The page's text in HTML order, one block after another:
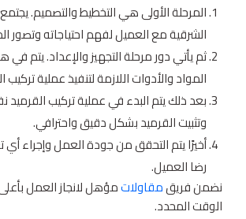
المرحلة الأولى هي التخطيط والتصميم.
الشرقية مع العميل لفهم احتياجاته وتصور
ثم يأتي دور مرحلة التجهيز والإعداد. يتم
المواد والأدوات اللازمة لتنفيذ عملية تركيب
بعد ذلك يتم البدء في عملية تركيب
وتثبيت القرميد بشكل دقيق واحترافي.
أخيرًا يتم التحقق من جودة العمل وإجراء
رضا العميل.
نضمن فريقمقاولاتمؤهل لانجاز العمل
الوقت المحدد.